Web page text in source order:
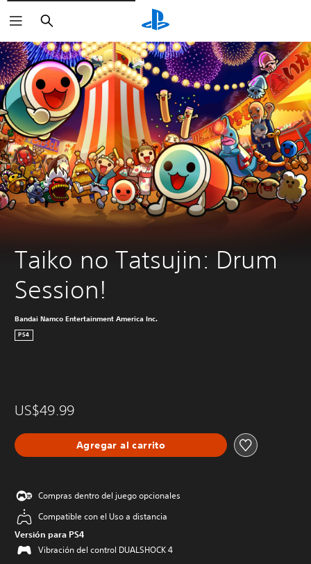
Buscar
Taiko no Tatsujin: Drum
Session!
Bandai Namco Entertainment America Inc.
PS4
US$49.99
Agregar al carrito
Compras dentro del juego opcionales
Compatible con el Uso a distancia
Versión para PS4
Vibración del control DUALSHOCK 4